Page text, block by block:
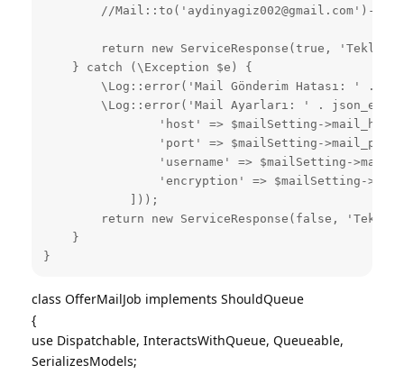
//Mail::to('aydinyagiz002@gmail.com')-
return new ServiceResponse(true, 'Teklif
    } catch (\Exception $e) {
\Log::error('Mail Gönderim Hatası: ' .
\Log::error('Mail Ayarları: ' .
                'host' => $mailSetting->mail_host,
                'port' => $mailSetting->mail_port,
'username' => $mailSetting-
'encryption' => $mailSetting-
            ]));
return new ServiceResponse(false,
    }
}
class OfferMailJob implements ShouldQueue
{
use Dispatchable, InteractsWithQueue, Queueable,
SerializesModels;